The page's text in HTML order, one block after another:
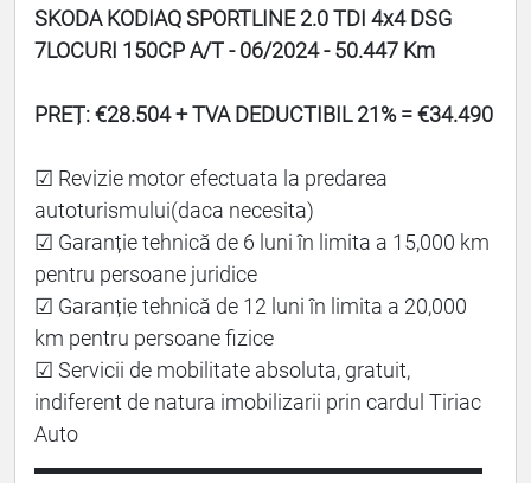
SKODA KODIAQ SPORTLINE 2.0 TDI 4x4 DSG
7LOCURI 150CP A/T - 06/2024 - 50.447 Km
PREȚ: €28.504 + TVA DEDUCTIBIL 21% = €34.490
☑ Revizie motor efectuata la predarea
autoturismului(daca necesita)
☑ Garanție tehnică de 6 luni în limita a 15,000 km
pentru persoane juridice
☑ Garanție tehnică de 12 luni în limita a 20,000
km pentru persoane fizice
☑ Servicii de mobilitate absoluta, gratuit,
indiferent de natura imobilizarii prin cardul Tiriac
Auto
▬▬▬▬▬▬▬▬▬▬▬▬▬▬▬▬▬▬▬▬▬